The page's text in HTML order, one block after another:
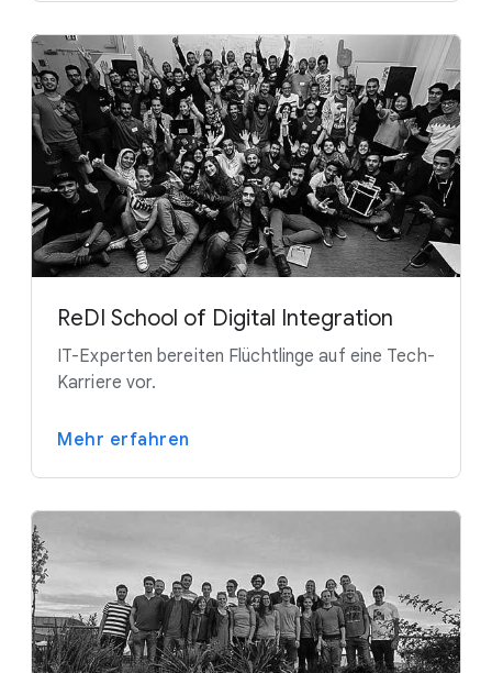
ReDI School of Digital Integration
IT-Experten bereiten Flüchtlinge auf eine Tech-
Karriere vor.
Mehr erfahren